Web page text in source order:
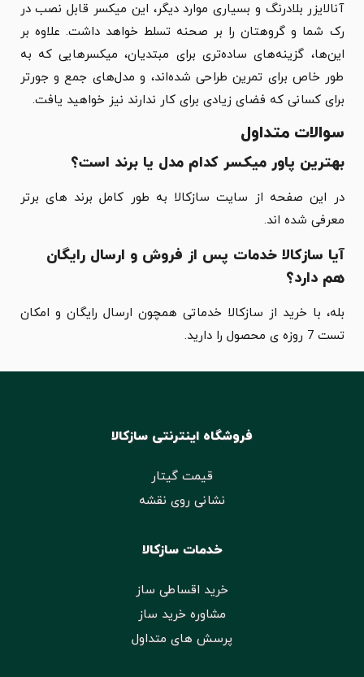
آنالایزر بلادرنگ و بسیاری موارد دیگر، این میکسر قابل نصب در
رک شما و گروهتان را بر صحنه تسلط خواهد داشت. علاوه بر
این‌ها، گزینه‌های ساده‌تری برای مبتدیان، میکسرهایی که به
طور خاص برای تمرین طراحی شده‌اند، و مدل‌های جمع و جورتر
برای کسانی که فضای زیادی برای کار ندارند نیز خواهید یافت.
سوالات متداول
بهترین پاور میکسر کدام مدل یا برند است؟
در این صفحه از سایت سازکالا به طور کامل برند های برتر
معرفی شده اند.
آیا سازکالا خدمات پس از فروش و ارسال رایگان
هم دارد؟
بله، با خرید از سازکالا خدماتی همچون ارسال رایگان و امکان
تست 7 روزه ی محصول را دارید.
فروشگاه اینترنتی سازکالا
قیمت گیتار
نشانی روی نقشه
خدمات سازکالا
خرید اقساطی ساز
مشاوره خرید ساز
پرسش های متداول